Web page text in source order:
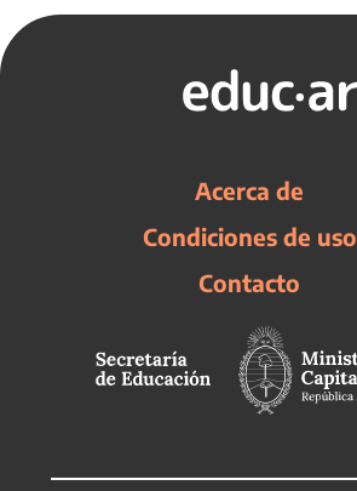
Acerca de
Condiciones de uso
Contacto